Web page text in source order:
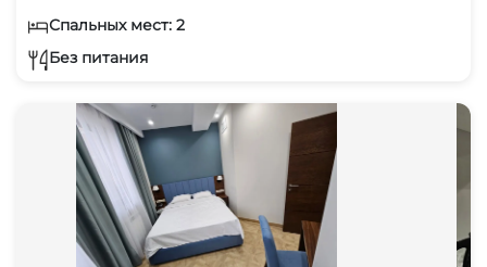
Спальных мест: 2
Без питания